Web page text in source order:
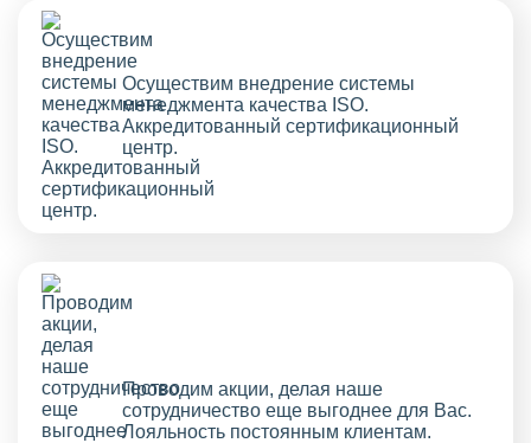
Осуществим внедрение системы
менеджмента качества ISO.
Аккредитованный сертификационный
центр.
Проводим акции, делая наше
сотрудничество еще выгоднее для Вас.
Лояльность постоянным клиентам.